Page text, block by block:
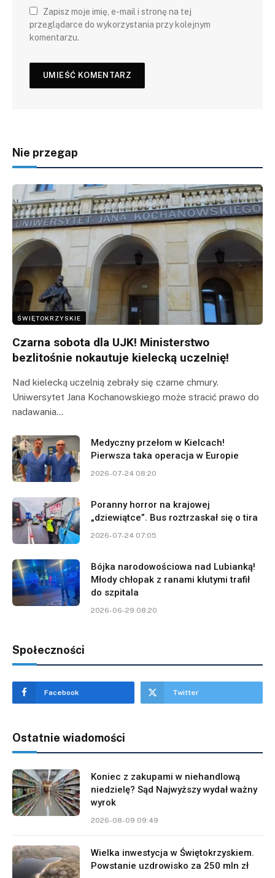
Zapisz moje imię, e-mail i stronę na tej
przeglądarce do wykorzystania przy kolejnym
komentarzu.
Nie przegap
ŚWIĘTOKRZYSKIE
Czarna sobota dla UJK! Ministerstwo
bezlitośnie nokautuje kielecką uczelnię!
Nad kielecką uczelnią zebrały się czarne chmury.
Uniwersytet Jana Kochanowskiego może stracić prawo do
nadawania…
Medyczny przełom w Kielcach!
Pierwsza taka operacja w Europie
2026-07-24 08:20
Poranny horror na krajowej
„dziewiątce”. Bus roztrzaskał się o tira
2026-07-24 07:05
Bójka narodowościowa nad Lubianką!
Młody chłopak z ranami kłutymi trafił
do szpitala
2026-06-29 08:20
Społeczności
Facebook Twitter
Ostatnie wiadomości
Koniec z zakupami w niehandlową
niedzielę? Sąd Najwyższy wydał ważny
wyrok
2026-08-09 09:49
Wielka inwestycja w Świętokrzyskiem.
Powstanie uzdrowisko za 250 mln zł